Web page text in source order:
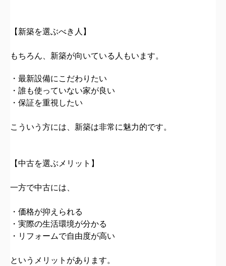
【新築を選ぶべき人】
もちろん、新築が向いている人もいます。
・最新設備にこだわりたい
・誰も使っていない家が良い
・保証を重視したい
こういう方には、新築は非常に魅力的です。
【中古を選ぶメリット】
一方で中古には、
・価格が抑えられる
・実際の生活環境が分かる
・リフォームで自由度が高い
というメリットがあります。